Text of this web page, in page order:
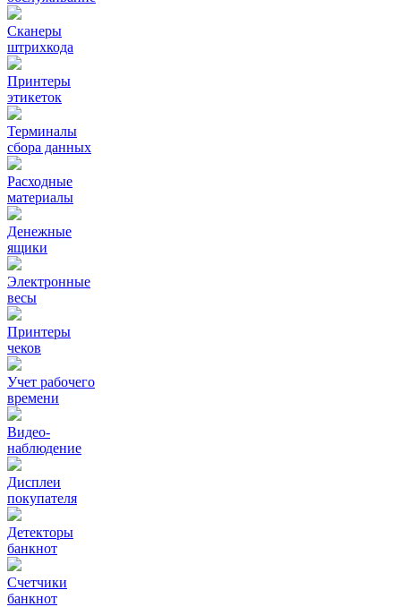
Сканеры
штрихкода
Принтеры
этикеток
Терминалы
сбора данных
Расходные
материалы
Денежные
ящики
Электронные
весы
Принтеры
чеков
Учет рабочего
времени
Видео‑
наблюдение
Дисплеи
покупателя
Детекторы
банкнот
Счетчики
банкнот